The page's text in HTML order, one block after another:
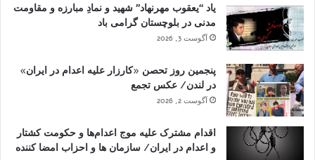
یاد “یعقوب مهرنهاد” شهید و نمادِ مبارزه و مقاومت
مدنی در بلوچستان گرامی باد
آگوست 3, 2026
پنجمین روز تحصن «کارزار علیه اعدام در ایران»
در لندن/ عکس تجمع
آگوست 2, 2026
اقدام مشترک علیه موج اعدام‌ها و حکومت کشتار
و اعدام در ایران/ سازمان ها و احزاب امضا کننده